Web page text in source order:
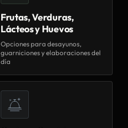
Frutas, Verduras,
Lácteos y Huevos
Opciones para desayunos,
guarniciones y elaboraciones del
día